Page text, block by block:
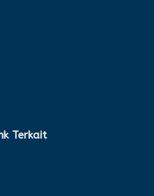
Terkait